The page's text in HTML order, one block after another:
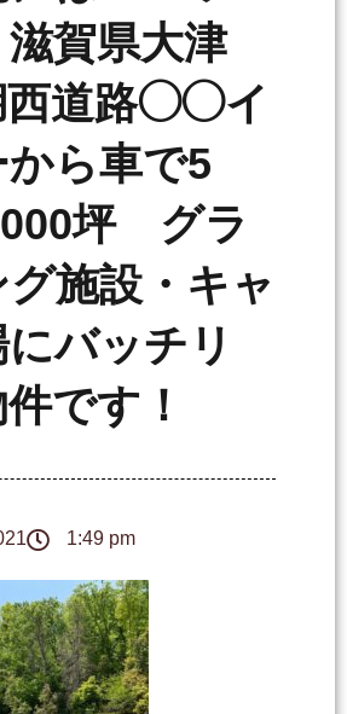
賀県大津
道路◯◯イ
から車で5
坪 グラ
施設・キャ
バッチリ
です！
1:49 pm